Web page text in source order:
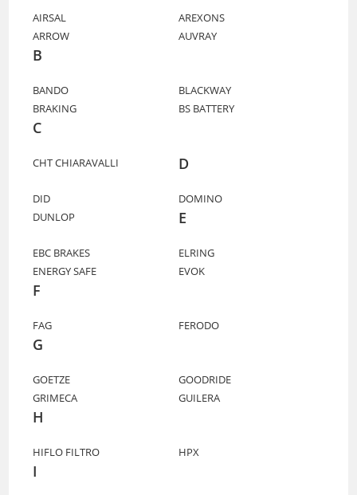
AIRSAL
AREXONS
ARROW
AUVRAY
B
BANDO
BLACKWAY
BRAKING
BS BATTERY
C
CHT CHIARAVALLI D
DID
DOMINO
DUNLOP
E
EBC BRAKES
ELRING
ENERGY SAFE
EVOK
F
FAG FERODO
G
GOETZE
GOODRIDE
GRIMECA
GUILERA
H
HIFLO FILTRO HPX
I